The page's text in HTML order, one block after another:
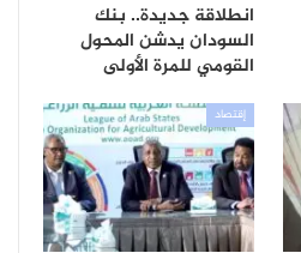
انطلاقة جديدة.. بنك
السودان يدشن المحول
القومي للمرة الأولى
إقتصاد